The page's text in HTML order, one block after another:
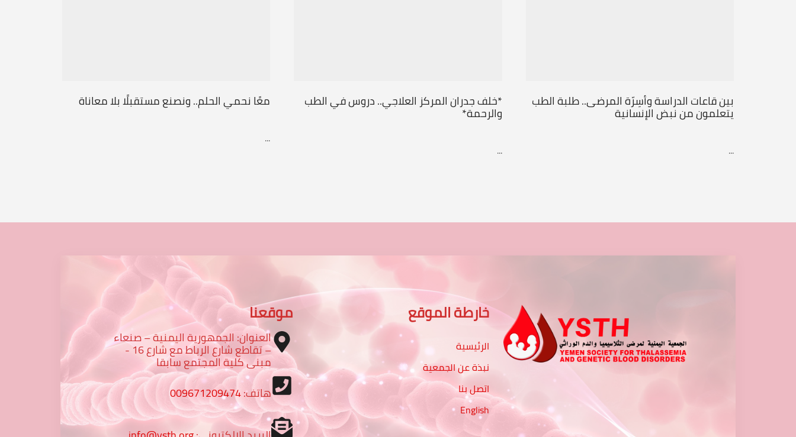
بين قاعات الدراسة وأسِرّة المرضى.. طلبة الطب
يتعلمون من نبض الإنسانية
...
*خلف جدران المركز العلاجي.. دروس في الطب
والرحمة*
...
معًا نحمي الحلم.. ونصنع مستقبلًا بلا معاناة
...
خارطة الموقع
الرئيسية
نبذة عن الجمعية
اتصل بنا
English
موقعنا
العنوان: الجمهورية اليمنية – صنعاء
– تقاطع شارع الرباط مع شارع 16 -
مبنى كلية المجتمع سابقا
هاتف:009671209474